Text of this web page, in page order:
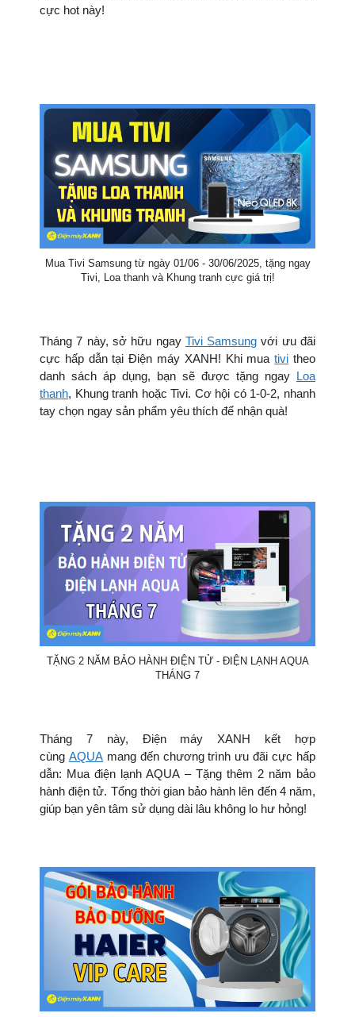
cực hot này!
Mua Tivi Samsung từ ngày 01/06 - 30/06/2025, tặng ngay
Tivi, Loa thanh và Khung tranh cực giá trị!
Tháng 7 này, sở hữu ngay Tivi Samsung với ưu đãi
cực hấp dẫn tại Điện máy XANH! Khi muativi theo
danh sách áp dụng, bạn sẽ được tặng ngay Loa
thanh, Khung tranh hoặc Tivi. Cơ hội có 1-0-2, nhanh
tay chọn ngay sản phẩm yêu thích để nhận quà!
TẶNG 2 NĂM BẢO HÀNH ĐIỆN TỬ - ĐIỆN LẠNH AQUA
THÁNG 7
Tháng 7 này, Điện máy XANH kết hợp
cùng AQUAmang đến chương trình ưu đãi cực hấp
dẫn: Mua điện lạnh AQUA – Tặng thêm 2 năm bảo
hành điện tử. Tổng thời gian bảo hành lên đến 4 năm,
giúp bạn yên tâm sử dụng dài lâu không lo hư hỏng!